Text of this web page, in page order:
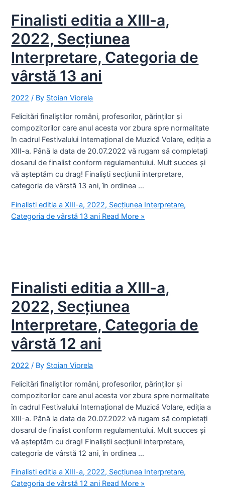
Finalisti editia a XIII-a,
2022, Secțiunea
Interpretare, Categoria de
vârstă 13 ani
2022 / By Stoian Viorela
Felicitări finaliștilor români, profesorilor, părinților și
compozitorilor care anul acesta vor zbura spre normalitate
în cadrul Festivalului Internațional de Muzică Volare, ediția a
XIII-a. Până la data de 20.07.2022 vă rugam să completați
dosarul de finalist conform regulamentului. Mult succes și
vă așteptăm cu drag! Finaliști secțiunii interpretare,
categoria de vârstă 13 ani, în ordinea …
Finalisti editia a XIII-a, 2022, Secțiunea Interpretare,
Categoria de vârstă 13 ani Read More »
Finalisti editia a XIII-a,
2022, Secțiunea
Interpretare, Categoria de
vârstă 12 ani
2022 / By Stoian Viorela
Felicitări finaliștilor români, profesorilor, părinților și
compozitorilor care anul acesta vor zbura spre normalitate
în cadrul Festivalului Internațional de Muzică Volare, ediția a
XIII-a. Până la data de 20.07.2022 vă rugam să completați
dosarul de finalist conform regulamentului. Mult succes și
vă așteptăm cu drag! Finaliștii secțiunii interpretare,
categoria de vârstă 12 ani, în ordinea …
Finalisti editia a XIII-a, 2022, Secțiunea Interpretare,
Categoria de vârstă 12 ani Read More »